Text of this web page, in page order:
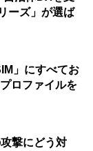
ーズ」が選ば
」にすべてお
ロファイルを
撃にどう対